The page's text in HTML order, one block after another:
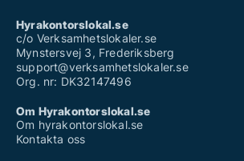
Hyrakontorslokal.se
c/o Verksamhetslokaler.se
Mynstersvej 3, Frederiksberg
support@verksamhetslokaler.se
Org. nr: DK32147496
Om Hyrakontorslokal.se
Om hyrakontorslokal.se
Kontakta oss